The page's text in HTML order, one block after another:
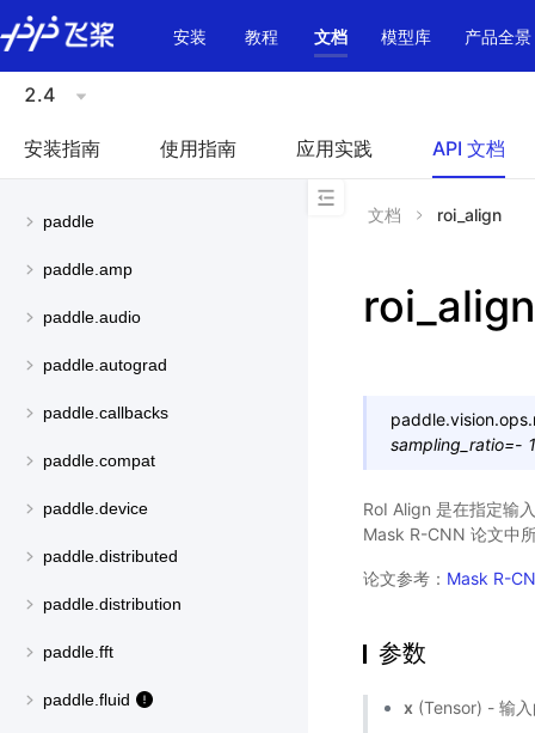
\u200E
安装
教程 文档 模型库 产品全景
2.4
安装指南 使用指南 应用实践 API 文档
paddle
paddle.amp
paddle.audio
paddle.autograd
paddle.callbacks
paddle.compat
paddle.device
paddle.distributed
paddle.distribution
paddle.fft
paddle.fluid
文档 roi_align
roi_align
paddle.vision.ops.
sampling_ratio=-
RoI Align 是在指定输
Mask R-CNN 论文中
论文参考： Mask R-
参数
x (Tensor) - 输